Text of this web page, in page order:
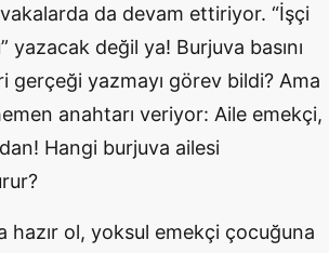
da devam ettiriyor. “İşçi
yazacak değil ya! Burjuva basını
gerçeği yazmayı görev bildi? Ama
anahtarı veriyor: Aile emekçi,
Hangi burjuva ailesi
hazır ol, yoksul emekçi çocuğuna